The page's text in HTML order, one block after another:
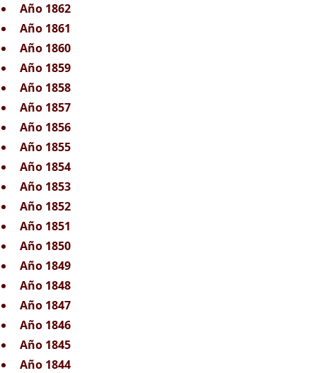
Año 1862
Año 1861
Año 1860
Año 1859
Año 1858
Año 1857
Año 1856
Año 1855
Año 1854
Año 1853
Año 1852
Año 1851
Año 1850
Año 1849
Año 1848
Año 1847
Año 1846
Año 1845
Año 1844